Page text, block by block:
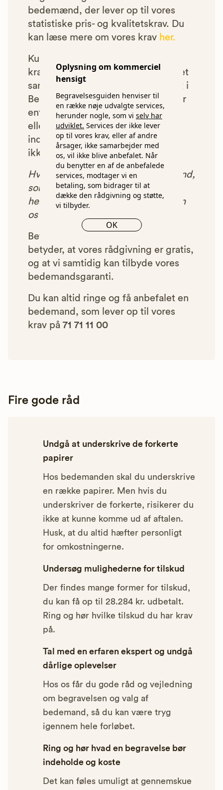
Oplysning om kommerciel
hensigt
Begravelsesguiden henviser til
en række nøje udvalgte services,
herunder nogle, som vi selv har
udviklet. Services der ikke lever
op til vores krav, eller af andre
årsager, ikke samarbejder med
os, vil ikke blive anbefalet. Når
du benytter en af de anbefalede
services, modtager vi en
betaling, som bidrager til at
dække den rådgivning og støtte,
vi tilbyder.
OK
bedemænd, der lever op til vores
statistiske pris- og kvalitetskrav. Du
kan læse mere om vores krav her.
Kun bedemænd der lever op til
kravene har mulighed for at indgå et
samarbejde med os om at blive vist i
Begravelsesguiden. Bedemænd der
enten ikke lever op til vores krav,
eller som af andre årsager ikke har
indgået et samarbejde med os, vil
ikke blive vist i vores anbefalinger.
Hver gang du benytter en bedemand,
som vi har godkendt, anbefalet og
henvist dig til, betaler bedemanden
os et beløb for denne henvisning.
Betalingen for vores henvisninger
betyder, at vores rådgivning er gratis,
og at vi samtidig kan tilbyde vores
bedemandsgaranti.
Du kan altid ringe og få anbefalet en
bedemand, som lever op til vores
krav på 71 71 11 00
Fire gode råd
Undgå at underskrive de forkerte
papirer
Hos bedemanden skal du underskrive
en række papirer. Men hvis du
underskriver de forkerte, risikerer du
ikke at kunne komme ud af aftalen.
Husk, at du altid hæfter personligt
for omkostningerne.
Undersøg mulighederne for tilskud
Der findes mange former for tilskud,
du kan få op til 28.284 kr. udbetalt.
Ring og hør hvilke tilskud du har krav
på.
Tal med en erfaren ekspert og undgå
dårlige oplevelser
Hos os får du gode råd og vejledning
om begravelsen og valg af
bedemand, så du kan være tryg
igennem hele forløbet.
Ring og hør hvad en begravelse bør
indeholde og koste
Det kan føles umuligt at gennemskue